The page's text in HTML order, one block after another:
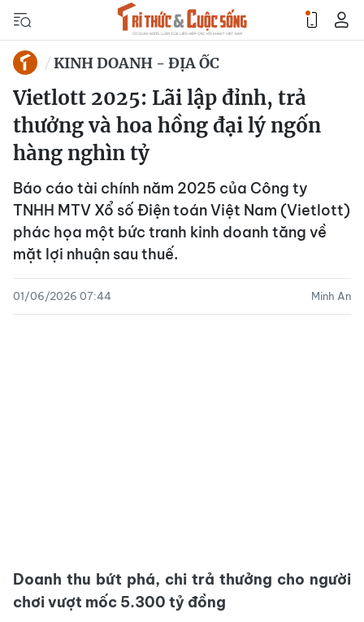
KINH DOANH - ĐỊA ỐC
Vietlott 2025: Lãi lập đỉnh, trả
thưởng và hoa hồng đại lý ngốn
hàng nghìn tỷ
Báo cáo tài chính năm 2025 của Công ty
TNHH MTV Xổ số Điện toán Việt Nam (Vietlott)
phác họa một bức tranh kinh doanh tăng về
mặt lợi nhuận sau thuế.
01/06/2026 07:44 Minh An
Doanh thu bứt phá, chi trả thưởng cho người
chơi vượt mốc 5.300 tỷ đồng